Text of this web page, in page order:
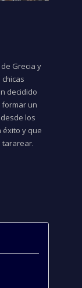
Grecia y
decidido
formar un
los
éxito y que
tararear.